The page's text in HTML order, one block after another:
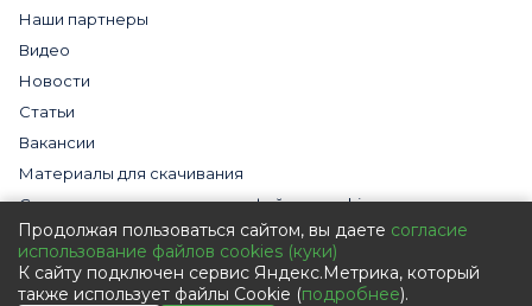
Наши партнеры
Видео
Новости
Статьи
Вакансии
Материалы для скачивания
Cогласие на использование файлов cookies
Обработка персональных данных с помощью сервиса
«Яндекс.Метрика»
Политика в отношении обработки персональных данных
Продолжая пользоваться сайтом, вы даете согласие
использование файлов cookies (куки)
К сайту подключен сервис Яндекс.Метрика, который
также использует файлы Cookie (подробнее).